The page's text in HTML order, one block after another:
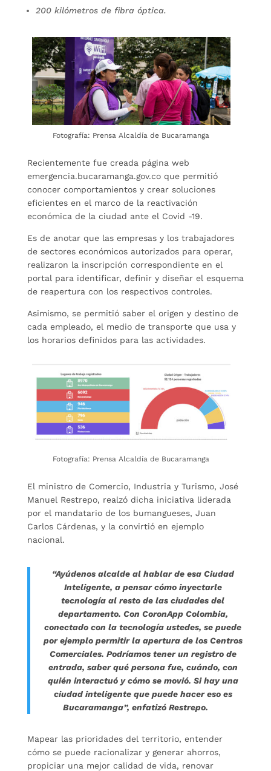
200 kilómetros de fibra óptica.
Fotografía: Prensa Alcaldía de Bucaramanga
Recientemente fue creada página web
emergencia.bucaramanga.gov.co que permitió
conocer comportamientos y crear soluciones
eficientes en el marco de la reactivación
económica de la ciudad ante el Covid -19.
Es de anotar que las empresas y los trabajadores
de sectores económicos autorizados para operar,
realizaron la inscripción correspondiente en el
portal para identificar, definir y diseñar el esquema
de reapertura con los respectivos controles.
Asimismo, se permitió saber el origen y destino de
cada empleado, el medio de transporte que usa y
los horarios definidos para las actividades.
Fotografía: Prensa Alcaldía de Bucaramanga
El ministro de Comercio, Industria y Turismo, José
Manuel Restrepo, realzó dicha iniciativa liderada
por el mandatario de los bumangueses, Juan
Carlos Cárdenas, y la convirtió en ejemplo
nacional.
“Ayúdenos alcalde al hablar de esa Ciudad
Inteligente, a pensar cómo inyectarle
tecnología al resto de las ciudades del
departamento. Con CoronApp Colombia,
conectado con la tecnología ustedes, se puede
por ejemplo permitir la apertura de los Centros
Comerciales. Podríamos tener un registro de
entrada, saber qué persona fue, cuándo, con
quién interactuó y cómo se movió. Si hay una
ciudad inteligente que puede hacer eso es
Bucaramanga”, enfatizó Restrepo.
Mapear las prioridades del territorio, entender
cómo se puede racionalizar y generar ahorros,
propiciar una mejor calidad de vida, renovar